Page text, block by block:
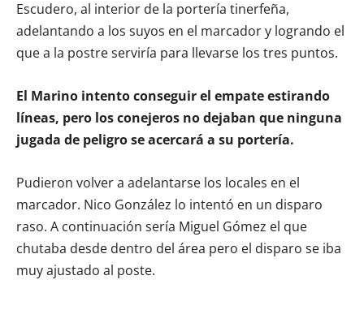
Escudero, al interior de la portería tinerfeña,
adelantando a los suyos en el marcador y logrando el
que a la postre serviría para llevarse los tres puntos.
El Marino intento conseguir el empate estirando
líneas, pero los conejeros no dejaban que ninguna
jugada de peligro se acercará a su portería.
Pudieron volver a adelantarse los locales en el
marcador. Nico González lo intentó en un disparo
raso. A continuación sería Miguel Gómez el que
chutaba desde dentro del área pero el disparo se iba
muy ajustado al poste.